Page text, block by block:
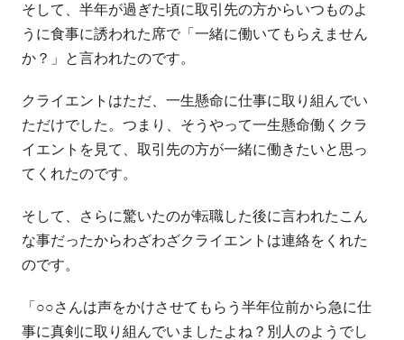
そして、半年が過ぎた頃に取引先の方からいつものよ
うに食事に誘われた席で「一緒に働いてもらえません
か？」と言われたのです。
クライエントはただ、一生懸命に仕事に取り組んでい
ただけでした。つまり、そうやって一生懸命働くクラ
イエントを見て、取引先の方が一緒に働きたいと思っ
てくれたのです。
そして、さらに驚いたのが転職した後に言われたこん
な事だったからわざわざクライエントは連絡をくれた
のです。
「○○さんは声をかけさせてもらう半年位前から急に仕
事に真剣に取り組んでいましたよね？別人のようでし